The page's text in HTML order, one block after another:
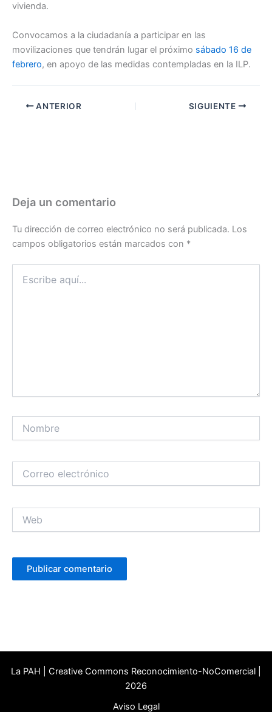
vivienda.
Convocamos a la ciudadanía a participar en las
movilizaciones que tendrán lugar el próximo sábado 16 de
febrero, en apoyo de las medidas contempladas en la ILP.
ANTERIOR SIGUIENTE
Deja un comentario
Tu dirección de correo electrónico no será publicada. Los
campos obligatorios están marcados con *
aquí...
electrónico
La PAH | Creative Commons Reconocimiento-NoComercial |
2026
Aviso Legal